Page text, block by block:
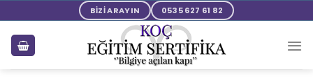
BİZİ ARAYIN 0535 627 61 82